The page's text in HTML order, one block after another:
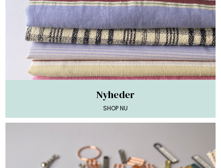
Nyheder
SHOP NU